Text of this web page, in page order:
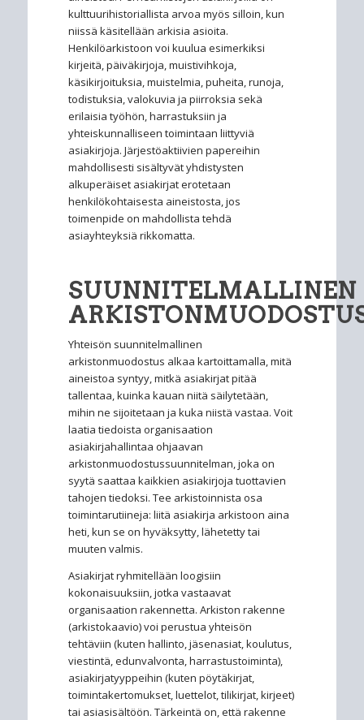
kulttuurihistoriallista arvoa myös silloin, kun
niissä käsitellään arkisia asioita.
Henkilöarkistoon voi kuulua esimerkiksi
kirjeitä, päiväkirjoja, muistivihkoja,
käsikirjoituksia, muistelmia, puheita, runoja,
todistuksia, valokuvia ja piirroksia sekä
erilaisia työhön, harrastuksiin ja
yhteiskunnalliseen toimintaan liittyviä
asiakirjoja. Järjestöaktiivien papereihin
mahdollisesti sisältyvät yhdistysten
alkuperäiset asiakirjat erotetaan
henkilökohtaisesta aineistosta, jos
toimenpide on mahdollista tehdä
asiayhteyksiä rikkomatta.
SUUNNITELMALLINEN
Yhteisön suunnitelmallinen
arkistonmuodostus alkaa kartoittamalla, mitä
aineistoa syntyy, mitkä asiakirjat pitää
tallentaa, kuinka kauan niitä säilytetään,
mihin ne sijoitetaan ja kuka niistä vastaa. Voit
laatia tiedoista organisaation
asiakirjahallintaa ohjaavan
arkistonmuodostussuunnitelman, joka on
syytä saattaa kaikkien asiakirjoja tuottavien
tahojen tiedoksi. Tee arkistoinnista osa
toimintarutiineja: liitä asiakirja arkistoon aina
heti, kun se on hyväksytty, lähetetty tai
muuten valmis.
Asiakirjat ryhmitellään loogisiin
kokonaisuuksiin, jotka vastaavat
organisaation rakennetta. Arkiston rakenne
(arkistokaavio) voi perustua yhteisön
tehtäviin (kuten hallinto, jäsenasiat, koulutus,
viestintä, edunvalvonta, harrastustoiminta),
asiakirjatyyppeihin (kuten pöytäkirjat,
toimintakertomukset, luettelot, tilikirjat, kirjeet)
tai asiasisältöön. Tärkeintä on, että rakenne